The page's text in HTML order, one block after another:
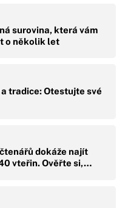
surovina, která vám
o několik let
tradice: Otestujte své
dokáže najít
vteřin. Ověřte si,…